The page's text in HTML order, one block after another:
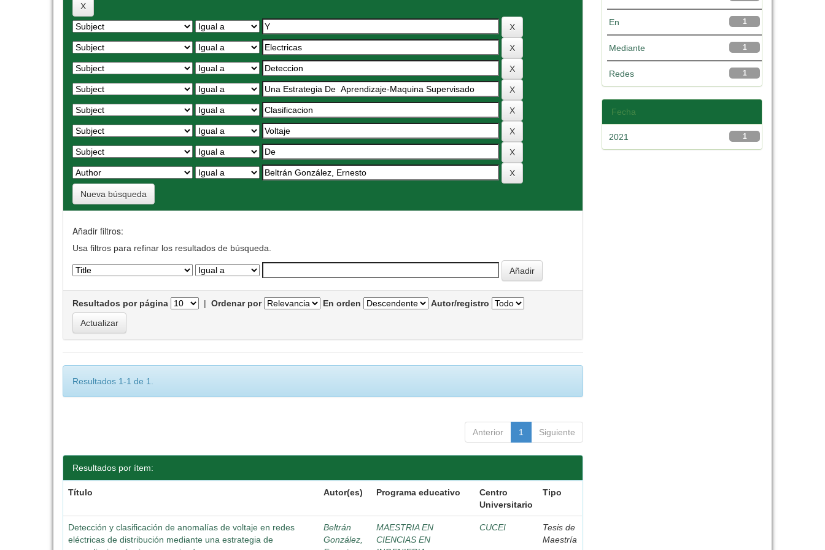
Nueva búsqueda
Añadir filtros:
Usa filtros para refinar los resultados de búsqueda.
Resultados por página | Ordenar por En orden Autor/registro
Resultados 1-1 de 1.
Anterior 1 Siguiente
Resultados por ítem:
Título Autor(es) Programa educativo
Centro
Universitario
Tipo
Detección y clasificación de anomalías de voltaje en redes
eléctricas de distribución mediante una estrategia de
Beltrán
González,
MAESTRIA EN
CIENCIAS EN
CUCEI
Tesis de
Maestría
1
En
1
Mediante
1
Redes
Fecha
1
2021